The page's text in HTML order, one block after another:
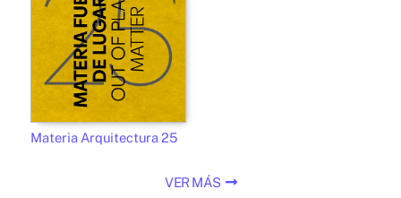
Materia Arquitectura 25
VER MÁS